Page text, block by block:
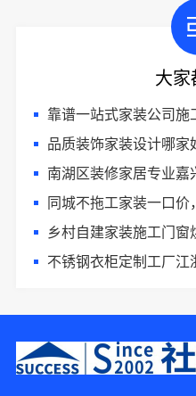
大家
靠谱一站式家装公司施工 -
品质装饰家装设计哪
南湖区装修家居专业嘉兴家美
同城不拖工家装一口价
乡村自建家装施工门窗
不锈钢衣柜定制工厂江浙
2分钟前 代小姐 正在咨询